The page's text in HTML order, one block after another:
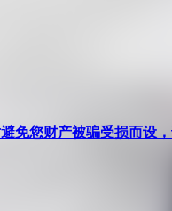
免您财产被骗受损而设